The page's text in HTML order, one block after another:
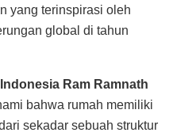
yang terinspirasi oleh
global di tahun
Ram Ramnath
bahwa rumah memiliki
sekadar sebuah struktur